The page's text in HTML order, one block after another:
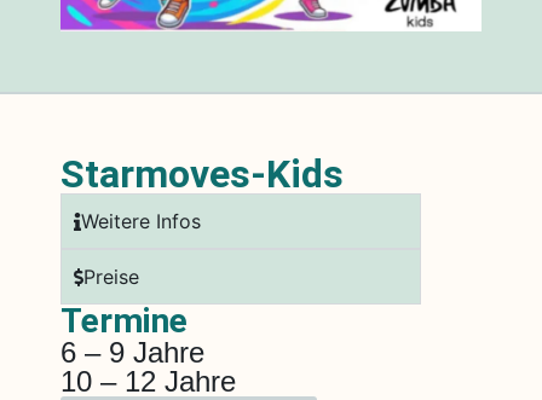
Starmoves-Kids
Weitere Infos
Preise
Termine
6 – 9 Jahre
10 – 12 Jahre